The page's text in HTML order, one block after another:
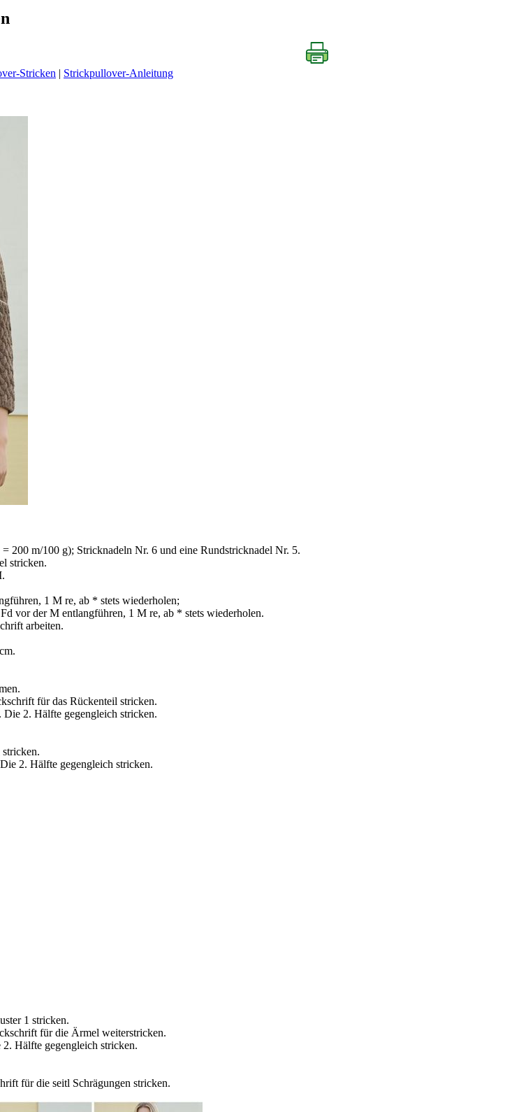
Stricken | Strickpullover-Anleitung
200 m/100 g); Stricknadeln Nr. 6 und eine Rundstricknadel Nr. 5.
stricken.
1 M re, ab * stets wiederholen;
vor der M entlangführen, 1 M re, ab * stets wiederholen.
arbeiten.
für das Rückenteil stricken.
2. Hälfte gegengleich stricken.
2. Hälfte gegengleich stricken.
1 stricken.
für die Ärmel weiterstricken.
Hälfte gegengleich stricken.
für die seitl Schrägungen stricken.